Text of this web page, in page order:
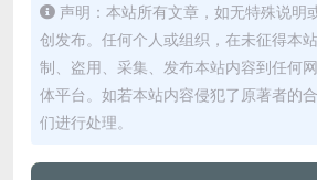
声明：本站所有文章，如无特殊说明
创发布。任何个人或组织，在未征得本
制、盗用、采集、发布本站内容到任何
体平台。如若本站内容侵犯了原著者的
们进行处理。